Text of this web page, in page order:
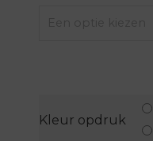
Kleur opdruk